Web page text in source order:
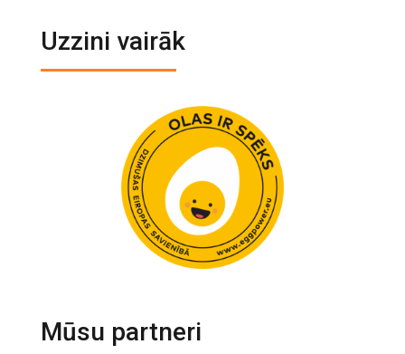
Uzzini vairāk
Mūsu partneri